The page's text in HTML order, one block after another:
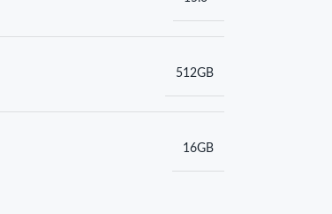
512GB
16GB